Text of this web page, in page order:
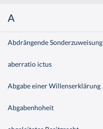
A
Abdrängende Sonderzuweisung
aberratio ictus
Abgabe einer Willenserklärung
Abgabenhoheit